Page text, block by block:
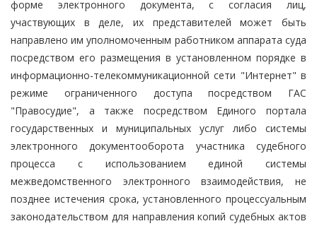
форме электронного документа, с согласия лиц,
участвующих в деле, их представителей может быть
направлено им уполномоченным работником аппарата суда
посредством его размещения в установленном порядке в
информационно-телекоммуникационной сети "Интернет" в
режиме ограниченного доступа посредством ГАС
"Правосудие", а также посредством Единого портала
государственных и муниципальных услуг либо системы
электронного документооборота участника судебного
процесса с использованием единой системы
межведомственного электронного взаимодействия, не
позднее истечения срока, установленного процессуальным
законодательством для направления копий судебных актов